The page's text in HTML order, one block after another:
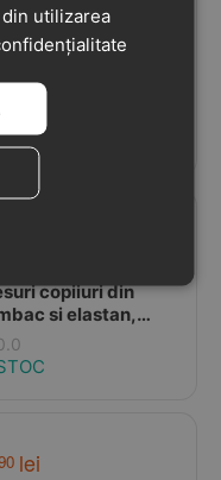
90 lei
si elastan, roz,
copiiuri din
si elastan,
roz, Ciserom
lei
utilizarea